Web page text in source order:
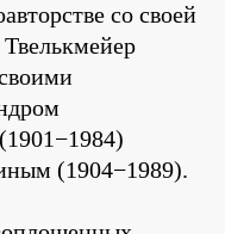
со своей
(1904−1989).